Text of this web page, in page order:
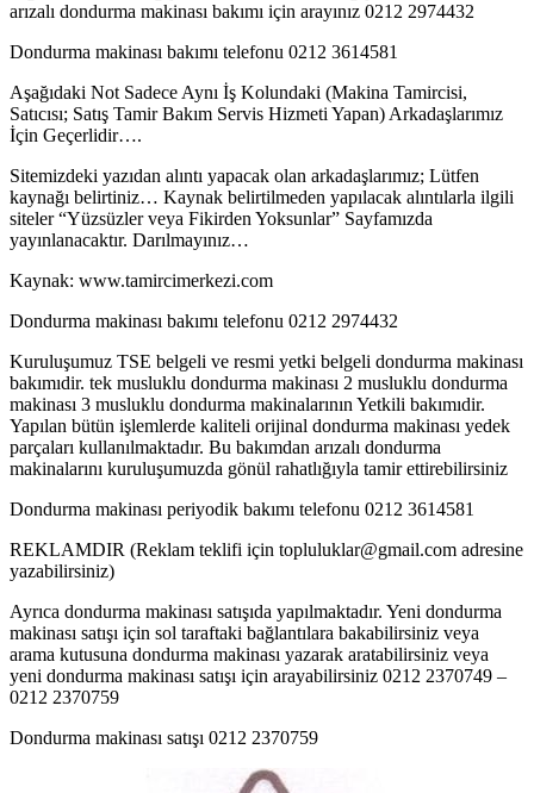
arızalı dondurma makinası bakımı için arayınız 0212 2974432
Dondurma makinası bakımı telefonu 0212 3614581
Aşağıdaki Not Sadece Aynı İş Kolundaki (Makina Tamircisi,
Satıcısı; Satış Tamir Bakım Servis Hizmeti Yapan) Arkadaşlarımız
İçin Geçerlidir….
Sitemizdeki yazıdan alıntı yapacak olan arkadaşlarımız; Lütfen
kaynağı belirtiniz… Kaynak belirtilmeden yapılacak alıntılarla ilgili
siteler “Yüzsüzler veya Fikirden Yoksunlar” Sayfamızda
yayınlanacaktır. Darılmayınız…
Kaynak: www.tamircimerkezi.com
Dondurma makinası bakımı telefonu 0212 2974432
Kuruluşumuz TSE belgeli ve resmi yetki belgeli dondurma makinası
bakımıdir. tek musluklu dondurma makinası 2 musluklu dondurma
makinası 3 musluklu dondurma makinalarının Yetkili bakımıdir.
Yapılan bütün işlemlerde kaliteli orijinal dondurma makinası yedek
parçaları kullanılmaktadır. Bu bakımdan arızalı dondurma
makinalarını kuruluşumuzda gönül rahatlığıyla tamir ettirebilirsiniz
Dondurma makinası periyodik bakımı telefonu 0212 3614581
REKLAMDIR (Reklam teklifi için topluluklar@gmail.com adresine
yazabilirsiniz)
Ayrıca dondurma makinası satışıda yapılmaktadır. Yeni dondurma
makinası satışı için sol taraftaki bağlantılara bakabilirsiniz veya
arama kutusuna dondurma makinası yazarak aratabilirsiniz veya
yeni dondurma makinası satışı için arayabilirsiniz 0212 2370749 –
0212 2370759
Dondurma makinası satışı 0212 2370759